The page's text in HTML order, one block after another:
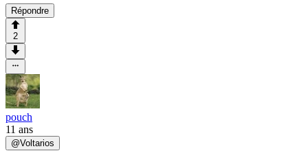
Répondre
2
pouch
11 ans
@Voltarios